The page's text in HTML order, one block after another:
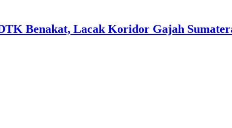
Benakat, Lacak Koridor Gajah